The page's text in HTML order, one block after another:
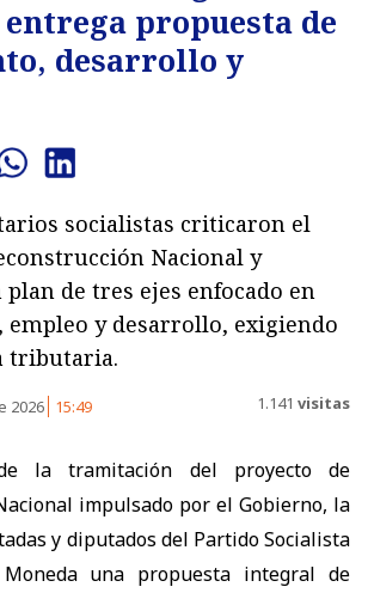
entrega propuesta de
desarrollo y
socialistas criticaron el
Nacional y
de tres ejes enfocado en
y desarrollo, exigiendo
tributaria.
2026 15:49 1.141 visitas
la tramitación del proyecto de
impulsado por el Gobierno, la
y diputados del Partido Socialista
una propuesta integral de